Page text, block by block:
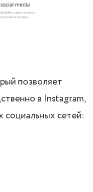
позволяет
в Instagram,
социальных сетей: